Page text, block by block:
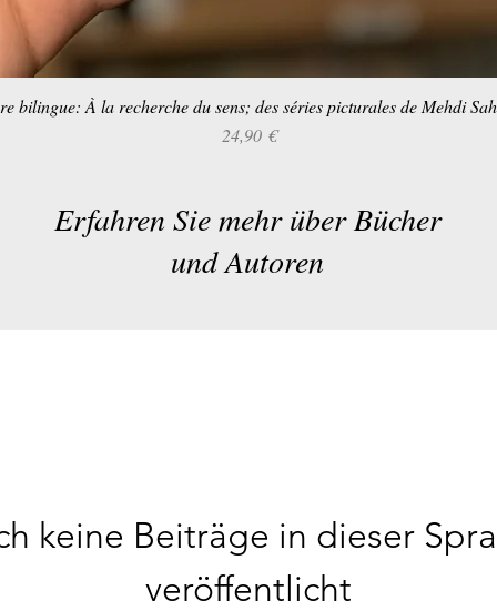
Schnellansicht
bilingue: À la recherche du sens; des séries picturales de Mehdi
Preis
24,90 €
Erfahren Sie mehr über Bücher
und Autoren
keine Beiträge in dieser
veröffentlicht